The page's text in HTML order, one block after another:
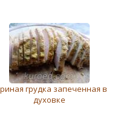
грудка запеченная в
духовке